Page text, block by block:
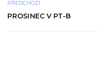
PŘEDCHOZÍ
PROSINEC V PT-B